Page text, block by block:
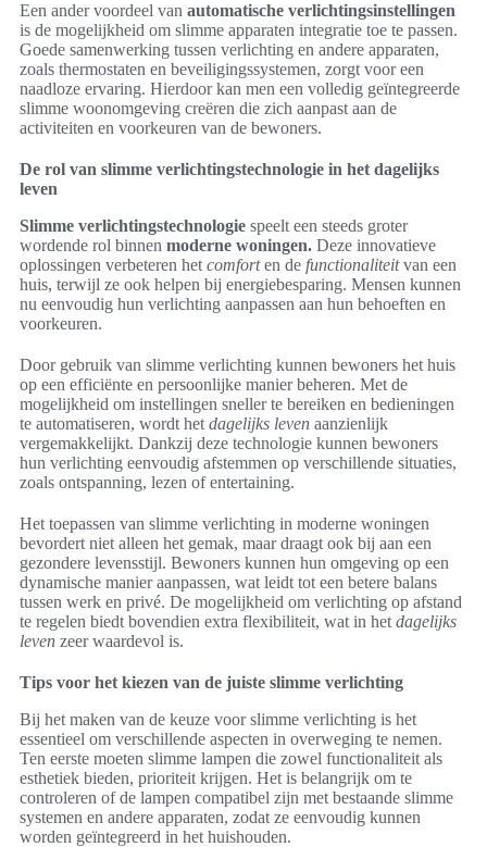
Een ander voordeel van automatische verlichtingsinstellingen
is de mogelijkheid om slimme apparaten integratie toe te passen.
Goede samenwerking tussen verlichting en andere apparaten,
zoals thermostaten en beveiligingssystemen, zorgt voor een
naadloze ervaring. Hierdoor kan men een volledig geïntegreerde
slimme woonomgeving creëren die zich aanpast aan de
activiteiten en voorkeuren van de bewoners.
De rol van slimme verlichtingstechnologie in het dagelijks
leven
Slimme verlichtingstechnologie speelt een steeds groter
wordende rol binnen moderne woningen. Deze innovatieve
oplossingen verbeteren het comforten de functionaliteitvan een
huis, terwijl ze ook helpen bij energiebesparing. Mensen kunnen
nu eenvoudig hun verlichting aanpassen aan hun behoeften en
voorkeuren.
Door gebruik van slimme verlichting kunnen bewoners het huis
op een efficiënte en persoonlijke manier beheren. Met de
mogelijkheid om instellingen sneller te bereiken en bedieningen
te automatiseren, wordt het dagelijks leven aanzienlijk
vergemakkelijkt. Dankzij deze technologie kunnen bewoners
hun verlichting eenvoudig afstemmen op verschillende situaties,
zoals ontspanning, lezen of entertaining.
Het toepassen van slimme verlichting in moderne woningen
bevordert niet alleen het gemak, maar draagt ook bij aan een
gezondere levensstijl. Bewoners kunnen hun omgeving op een
dynamische manier aanpassen, wat leidt tot een betere balans
tussen werk en privé. De mogelijkheid om verlichting op afstand
te regelen biedt bovendien extra flexibiliteit, wat in het dagelijks
leven zeer waardevol is.
Tips voor het kiezen van de juiste slimme verlichting
Bij het maken van de keuze voor slimme verlichting is het
essentieel om verschillende aspecten in overweging te nemen.
Ten eerste moeten slimme lampen die zowel functionaliteit als
esthetiek bieden, prioriteit krijgen. Het is belangrijk om te
controleren of de lampen compatibel zijn met bestaande slimme
systemen en andere apparaten, zodat ze eenvoudig kunnen
worden geïntegreerd in het huishouden.